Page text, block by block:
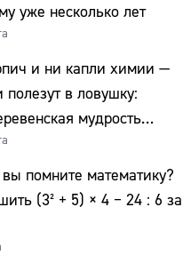
уже несколько лет
и ни капли химии —
в ловушку:
мудрость
помните математику?
(3² + 5) × 4 − 24 : 6 за